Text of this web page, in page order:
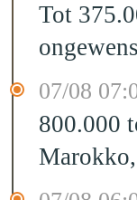
Tot
07/08
800.000